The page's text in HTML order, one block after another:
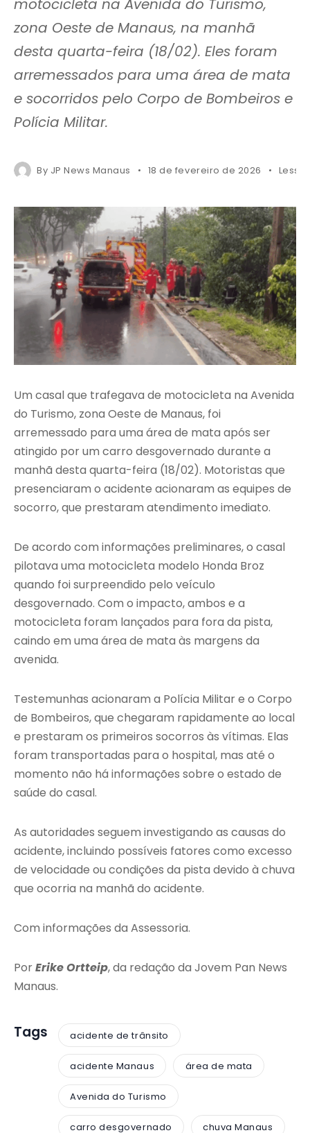
motocicleta na Avenida do Turismo,
zona Oeste de Manaus, na manhã
desta quarta-feira (18/02). Eles foram
arremessados para uma área de mata
e socorridos pelo Corpo de Bombeiros e
Polícia Militar.
By JP News Manaus 18 de fevereiro de 2026 Less
Um casal que trafegava de motocicleta na Avenida
do Turismo, zona Oeste de Manaus, foi
arremessado para uma área de mata após ser
atingido por um carro desgovernado durante a
manhã desta quarta-feira (18/02). Motoristas que
presenciaram o acidente acionaram as equipes de
socorro, que prestaram atendimento imediato.
De acordo com informações preliminares, o casal
pilotava uma motocicleta modelo Honda Broz
quando foi surpreendido pelo veículo
desgovernado. Com o impacto, ambos e a
motocicleta foram lançados para fora da pista,
caindo em uma área de mata às margens da
avenida.
Testemunhas acionaram a Polícia Militar e o Corpo
de Bombeiros, que chegaram rapidamente ao local
e prestaram os primeiros socorros às vítimas. Elas
foram transportadas para o hospital, mas até o
momento não há informações sobre o estado de
saúde do casal.
As autoridades seguem investigando as causas do
acidente, incluindo possíveis fatores como excesso
de velocidade ou condições da pista devido à chuva
que ocorria na manhã do acidente.
Com informações da Assessoria.
PorErike Ortteip, da redação da Jovem Pan News
Manaus.
Tags acidente de trânsito
acidente Manaus área de mata
Avenida do Turismo
carro desgovernado chuva Manaus